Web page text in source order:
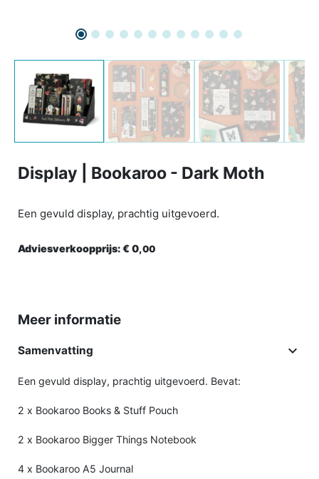
Display | Bookaroo - Dark Moth
Een gevuld display, prachtig uitgevoerd.
Adviesverkoopprijs:€ 0,00
Meer informatie
Samenvatting 
Een gevuld display, prachtig uitgevoerd. Bevat:
2 x Bookaroo Books & Stuff Pouch
2 x Bookaroo Bigger Things Notebook
4 x Bookaroo A5 Journal